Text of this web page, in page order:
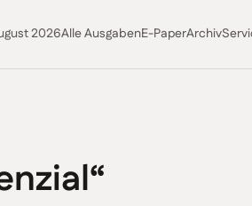
2026Alle AusgabenE-PaperArchiv